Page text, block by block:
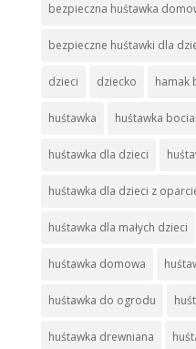
bezpieczna huśtawka
bezpieczne huśtawki dla
dzieci dziecko hamak
huśtawka huśtawka
huśtawka dla dzieci
huśtawka dla dzieci z
huśtawka dla małych dzieci
huśtawka domowa
huśtawka do ogrodu
huśtawka drewniana